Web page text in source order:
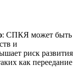
: СПКЯ может быть
и
риск развития
как переедание